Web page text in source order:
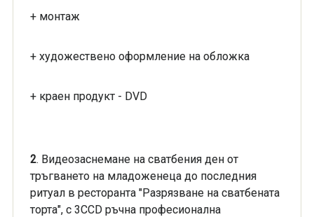
+ монтаж
+ художествено оформление на обложка
+ краен продукт - DVD
2. Видеозаснемане на сватбения ден от
тръгването на младоженеца до последния
ритуал в ресторанта "Разрязване на сватбената
торта", с 3ССD ръчна професионална